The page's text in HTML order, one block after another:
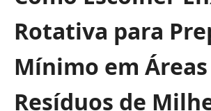
Rotativa para
Mínimo em
Resíduos de